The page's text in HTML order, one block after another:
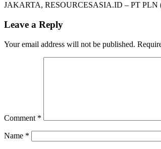
JAKARTA, RESOURCESASIA.ID – PT PLN
Leave a Reply
Your email address will not be published.
Comment *
Name *